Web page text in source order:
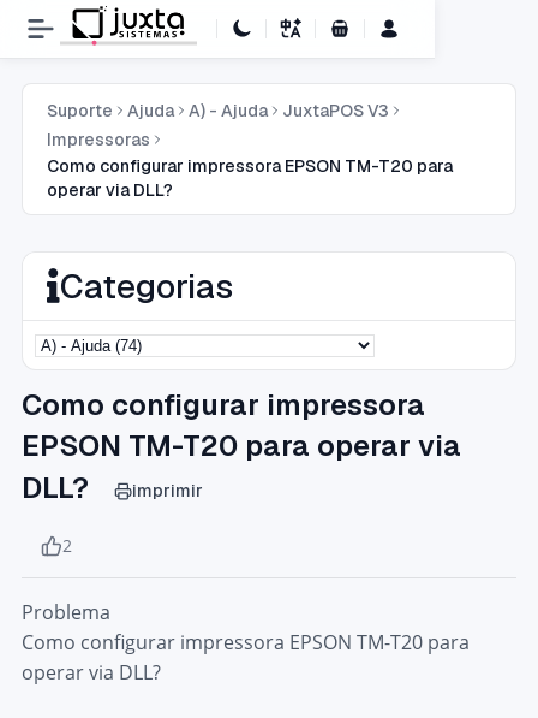
Carrinho de Compras
Suporte Ajuda A) - Ajuda
JuxtaPOS V3
Impressoras
Como configurar impressora EPSON TM-T20 para
operar via DLL?
Categorias
Como configurar impressora
EPSON TM-T20 para operar via
DLL?
imprimir
2
Problema
Como configurar impressora EPSON TM-T20 para
operar via DLL?